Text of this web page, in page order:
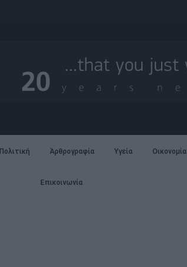
Πολιτική Άρθρογραφία Υγεία Οικονομία
Επικοινωνία